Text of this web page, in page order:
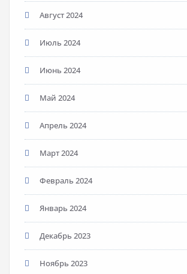
Август 2024
Июль 2024
Июнь 2024
Май 2024
Апрель 2024
Март 2024
Февраль 2024
Январь 2024
Декабрь 2023
Ноябрь 2023